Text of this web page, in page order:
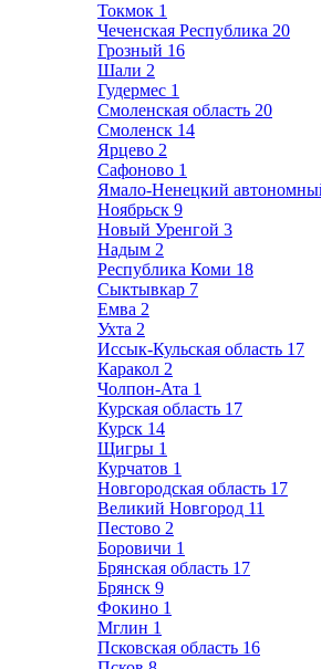
Токмок 1
Чеченская Республика 20
Грозный 16
Шали 2
Гудермес 1
Смоленская область 20
Смоленск 14
Ярцево 2
Сафоново 1
Ямало-Ненецкий
Ноябрьск 9
Новый Уренгой 3
Надым 2
Республика Коми 18
Сыктывкар 7
Емва 2
Ухта 2
Иссык-Кульская область 17
Каракол 2
Чолпон-Ата 1
Курская область 17
Курск 14
Щигры 1
Курчатов 1
Новгородская область 17
Великий Новгород 11
Пестово 2
Боровичи 1
Брянская область 17
Брянск 9
Фокино 1
Мглин 1
Псковская область 16